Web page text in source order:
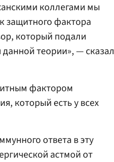
коллегами мы
защитного фактора
который подали
теории», — сказал
фактором
который есть у всех
ответа в эту
астмой от